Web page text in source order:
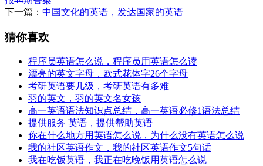
下一篇： 中国文化的英语，发达国家的英语
猜你喜欢
程序员英语怎么说，程序员用英语怎么读
漂亮的英文字母，欧式花体字26个字母
考研英语要几级，考研英语有多难
羽的英文，羽的英文名女孩
高一英语语法知识点总结，高一英语必修1语法总结
提供服务 英语，提供帮助英语
你在什么地方用英语怎么说，为什么没有英语怎么说
我的社区英语作文，我的社区英语作文5句话
我在吃饭英语，我正在吃晚饭用英语怎么说